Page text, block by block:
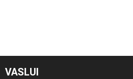
VASLUI